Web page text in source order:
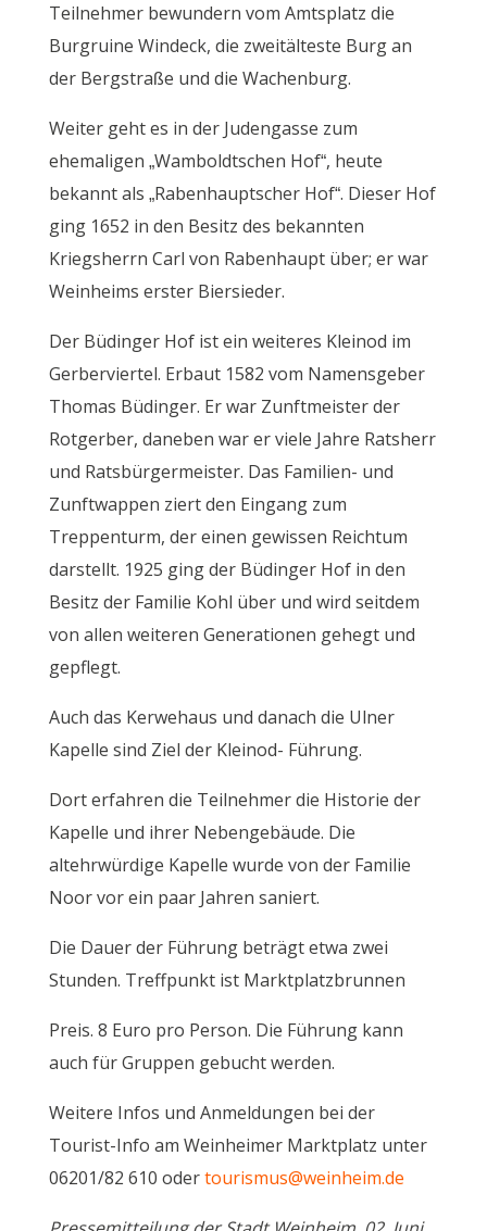
Teilnehmer bewundern vom Amtsplatz die
Burgruine Windeck, die zweitälteste Burg an
der Bergstraße und die Wachenburg.
Weiter geht es in der Judengasse zum
ehemaligen „Wamboldtschen Hof“, heute
bekannt als „Rabenhauptscher Hof“. Dieser Hof
ging 1652 in den Besitz des bekannten
Kriegsherrn Carl von Rabenhaupt über; er war
Weinheims erster Biersieder.
Der Büdinger Hof ist ein weiteres Kleinod im
Gerberviertel. Erbaut 1582 vom Namensgeber
Thomas Büdinger. Er war Zunftmeister der
Rotgerber, daneben war er viele Jahre Ratsherr
und Ratsbürgermeister. Das Familien- und
Zunftwappen ziert den Eingang zum
Treppenturm, der einen gewissen Reichtum
darstellt. 1925 ging der Büdinger Hof in den
Besitz der Familie Kohl über und wird seitdem
von allen weiteren Generationen gehegt und
gepflegt.
Auch das Kerwehaus und danach die Ulner
Kapelle sind Ziel der Kleinod- Führung.
Dort erfahren die Teilnehmer die Historie der
Kapelle und ihrer Nebengebäude. Die
altehrwürdige Kapelle wurde von der Familie
Noor vor ein paar Jahren saniert.
Die Dauer der Führung beträgt etwa zwei
Stunden. Treffpunkt ist Marktplatzbrunnen
Preis. 8 Euro pro Person. Die Führung kann
auch für Gruppen gebucht werden.
Weitere Infos und Anmeldungen bei der
Tourist-Info am Weinheimer Marktplatz unter
06201/82 610 odertourismus@weinheim.de